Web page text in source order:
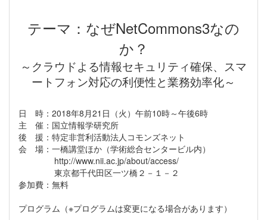
テーマ：なぜNetCommons3なの
か？
～クラウドよる情報セキュリティ確保、スマ
ートフォン対応の利便性と業務効率化～
日 時：2018年8月21日（火）午前10時～午後6時
主 催：国立情報学研究所
後 援：特定非営利活動法人コモンズネット
会 場：一橋講堂ほか（学術総合センタービル内）
http://www.nii.ac.jp/about/access/
東京都千代田区一ツ橋２－１－２
参加費：無料
プログラム（※プログラムは変更になる場合があります）